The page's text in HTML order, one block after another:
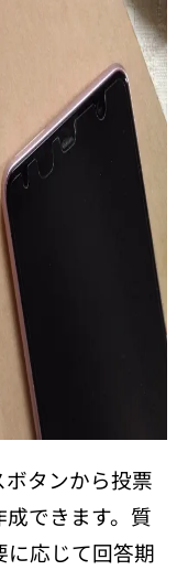
ボタンから投票
できます。質
応じて回答期